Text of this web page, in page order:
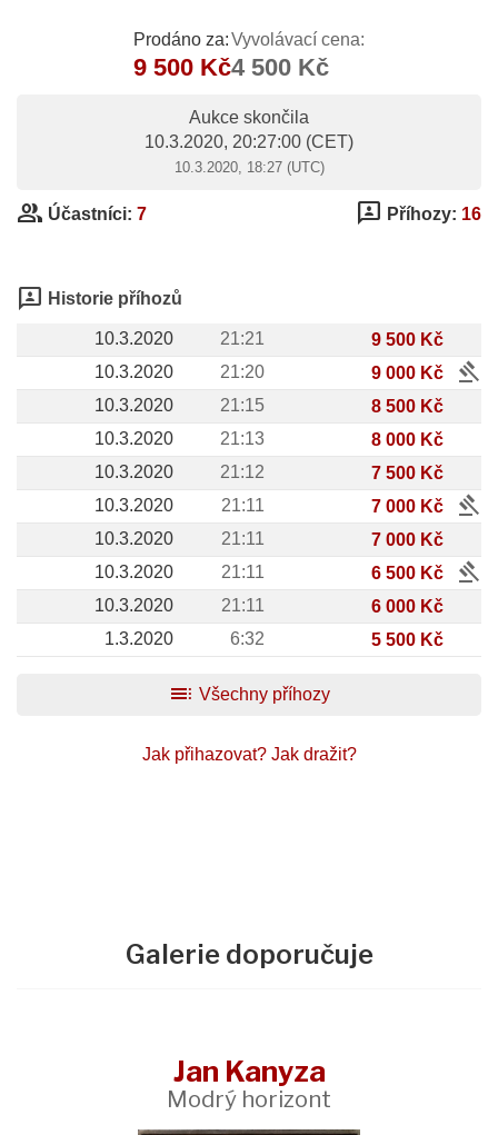
Prodáno za:
9 500 Kč
Vyvolávací cena:
4 500 Kč
Aukce skončila
10.3.2020, 20:27:00 (CET)
10.3.2020, 18:27 (UTC)
group Účastníci: 7 3p Příhozy: 16
3p Historie příhozů
10.3.2020 21:21
9 500 Kč
10.3.2020
21:20 9 000 Kč gavel
10.3.2020 21:15
8 500 Kč
10.3.2020
21:13
8 000 Kč
10.3.2020
21:12
7 500 Kč
10.3.2020
21:11 7 000 Kč gavel
10.3.2020 21:11
7 000 Kč
10.3.2020
21:11 6 500 Kč gavel
10.3.2020 21:11
6 000 Kč
1.3.2020
6:32 5 500 Kč
toc Všechny příhozy
Jak přihazovat? Jak dražit?
Galerie doporučuje
Jan Kanyza
Modrý horizont